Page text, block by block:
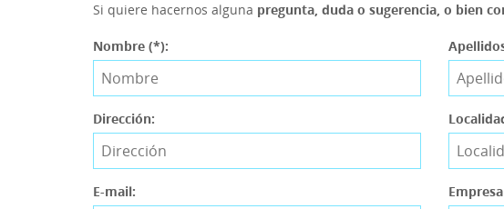
Si quiere hacernos alguna pregunta, duda o sugerencia, o bien
Nombre (*):
Dirección:
E-mail: Empresa